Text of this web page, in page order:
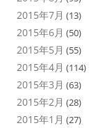
2015年7月 (13)
2015年6月 (50)
2015年5月 (55)
2015年4月 (114)
2015年3月 (63)
2015年2月 (28)
2015年1月 (27)